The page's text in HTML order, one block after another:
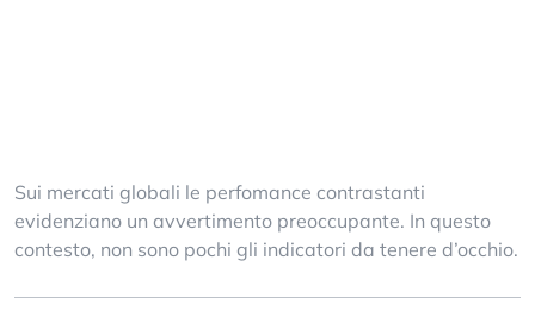
Sui mercati globali le perfomance contrastanti
evidenziano un avvertimento preoccupante. In questo
contesto, non sono pochi gli indicatori da tenere d’occhio.